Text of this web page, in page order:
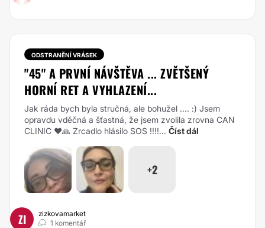
ODSTRANĚNÍ VRÁSEK
"45" A PRVNÍ NÁVŠTĚVA ... ZVĚTŠENÝ
HORNÍ RET A VYHLAZENÍ...
Jak ráda bych byla stručná, ale bohužel .... :) Jsem
opravdu vděčná a šťastná, že jsem zvolila zrovna CAN
CLINIC ❤️🙏 Zrcadlo hlásilo SOS !!!!... Číst dál
+2
ZI
zizkovamarket
1 komentář